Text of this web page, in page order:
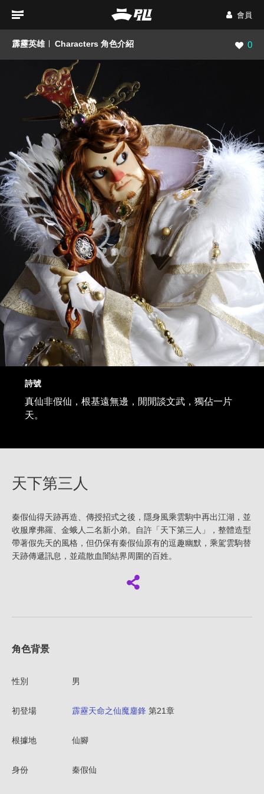
會員
霹靂英雄 Characters 角色介紹 瀏覽
0
詩號
真仙非假仙，根基遠無邊，閒閒談文武，獨佔一片
天。
天下第三人
秦假仙得天跡再造、傳授招式之後，隱身風乘雲駒中再出江湖，並
收服摩弗羅、金蛾人二名新小弟。自許「天下第三人」，整體造型
帶著假先天的風格，但仍保有秦假仙原有的逗趣幽默，乘駕雲駒替
天跡傳遞訊息，並疏散血闇結界周圍的百姓。
角色背景
性別 男
初登場 霹靂天命之仙魔鏖鋒 第21章
根據地 仙腳
身份 秦假仙